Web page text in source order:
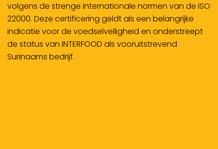
volgens de strenge internationale normen van de ISO
22000. Deze certificering geldt als een belangrijke
indicatie voor de voedselveiligheid en onderstreept
de status van INTERFOOD als vooruitstrevend
Surinaams bedrijf.